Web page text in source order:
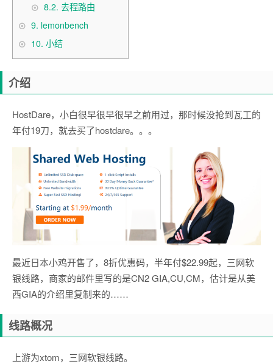
8.2. 去程路由
9. lemonbench
10. 小结
介绍
HostDare，小白很早很早很早之前用过，那时候没抢到瓦工的
年付19刀，就去买了hostdare。。。
最近日本小鸡开售了，8折优惠码，半年付$22.99起，三网软
银线路，商家的邮件里写的是CN2 GIA,CU,CM，估计是从美
西GIA的介绍里复制来的……
线路概况
上游为xtom，三网软银线路。